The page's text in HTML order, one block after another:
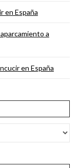
en España
a
en España